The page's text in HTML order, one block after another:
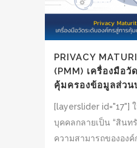
PRIVACY
(PMM) เครื่องมือ
คุ้มครองข้อมูลส่วน
[layerslider id="17"]
บุคคลกลายเป็น “สินท
ความสามารถขององ